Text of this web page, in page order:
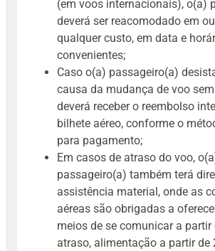
(em voos internacionais), o(a)
deverá ser reacomodado em
qualquer custo, em data e
convenientes;
Caso o(a) passageiro(a)
causa da mudança de voo
deverá receber o reembolso
bilhete aéreo, conforme o
para pagamento;
Em casos de atraso do voo,
passageiro(a) também terá
assistência material, onde as
aéreas são obrigadas a
meios de se comunicar a partir
atraso, alimentação a partir de